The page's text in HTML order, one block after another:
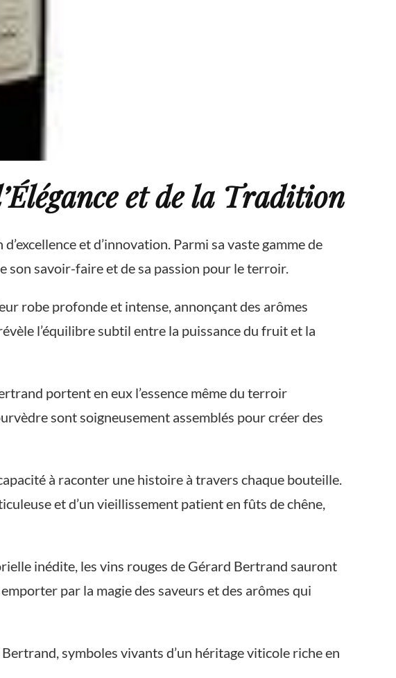
et de la Tradition
et d’innovation. Parmi sa vaste gamme de
son savoir-faire et de sa passion pour le terroir.
robe profonde et intense, annonçant des arômes
l’équilibre subtil entre la puissance du fruit et la
portent en eux l’essence même du terroir
sont soigneusement assemblés pour créer des
à raconter une histoire à travers chaque bouteille.
et d’un vieillissement patient en fûts de chêne,
inédite, les vins rouges de Gérard Bertrand sauront
par la magie des saveurs et des arômes qui
symboles vivants d’un héritage viticole riche en